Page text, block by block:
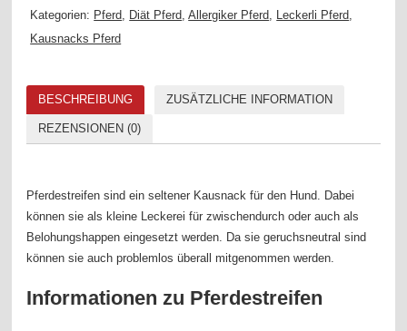
Kategorien: Pferd, Diät Pferd,Allergiker Pferd, Leckerli Pferd,
Kausnacks Pferd
BESCHREIBUNG ZUSÄTZLICHE INFORMATION
REZENSIONEN (0)
Pferdestreifen sind ein seltener Kausnack für den Hund. Dabei
können sie als kleine Leckerei für zwischendurch oder auch als
Belohungshappen eingesetzt werden. Da sie geruchsneutral sind
können sie auch problemlos überall mitgenommen werden.
Informationen zu Pferdestreifen